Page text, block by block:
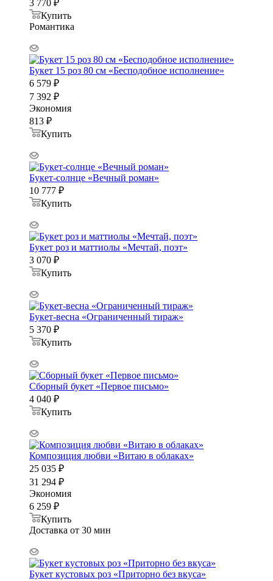
3 770 ₽
Купить
Романтика
Букет 15 роз 80 см «Бесподобное исполнение»
6 579 ₽
7 392 ₽
Экономия
813 ₽
Купить
Букет-солнце «Вечный роман»
10 777 ₽
Купить
Букет роз и маттиолы «Мечтай, поэт»
3 070 ₽
Купить
Букет-весна «Ограниченный тираж»
5 370 ₽
Купить
Сборный букет «Первое письмо»
4 040 ₽
Купить
Композиция любви «Витаю в облаках»
25 035 ₽
31 294 ₽
Экономия
6 259 ₽
Купить
Доставка от 30 мин
Букет кустовых роз «Приторно без вкуса»